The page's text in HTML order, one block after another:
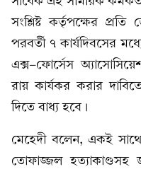
সংশ্লিষ্ট কর্তৃপক্ষের
পরবর্তী ৭ কার্যদিবসের
এক্স-ফোর্সেস
রায় কার্যকর করার
দিতে বাধ্য হবে।
মেহেদী বলেন, একই
তোফাজ্জল হত্যাকাণ্ডসহ